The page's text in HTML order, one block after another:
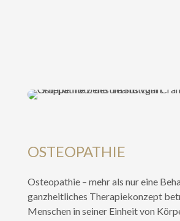
OSTEOPATHIE
Osteopathie – mehr als nur eine
ganzheitliches Therapiekonzept
Menschen in seiner Einheit von